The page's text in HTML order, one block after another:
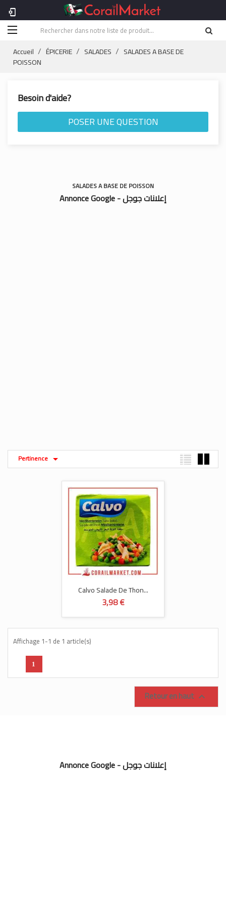
phonelink_setup
Accueil ÉPICERIE SALADES
SALADES A BASE DE
POISSON
Besoin d'aide?
POSER UNE QUESTION
SALADES A BASE DE POISSON
Annonce Google - إعلانات جوجل
Pertinence 
Calvo Salade De Thon...
3,98 €
Affichage 1-1 de 1 article(s)
1
Retour en haut 
Annonce Google - إعلانات جوجل